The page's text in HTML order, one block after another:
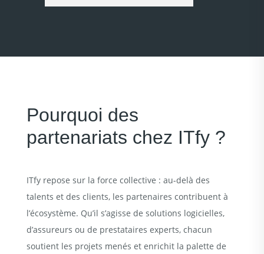
Pourquoi des
partenariats chez ITfy ?
ITfy repose sur la force collective : au-delà des
talents et des clients, les partenaires contribuent à
l’écosystème. Qu’il s’agisse de solutions logicielles,
d’assureurs ou de prestataires experts, chacun
soutient les projets menés et enrichit la palette de